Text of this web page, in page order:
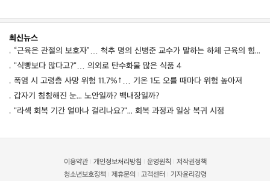
최신뉴스
“근육은 관절의 보호자”… 척추 명의 신병준 교수가 말하는 하체 근육의 힘 [평생운동연구소]
"식빵보다 많다고?"… 의외로 탄수화물 많은 식품 4
폭염 시 고령층 사망 위험 11.7%↑… 기온 1도 오를 때마다 위험 높아져
갑자기 침침해진 눈... 노안일까? 백내장일까?
"라섹 회복 기간 얼마나 걸리나요?"... 회복 과정과 일상 복귀 시점
이용약관 개인정보처리방침 운영원칙
저작권정책
청소년보호정책
제휴문의 고객센터 기자윤리강령